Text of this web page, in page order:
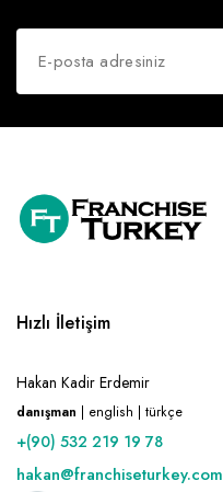
Hızlı İletişim
Hakan Kadir Erdemir
danışman | english | türkçe
+(90) 532 219 19 78
hakan@franchiseturkey.com